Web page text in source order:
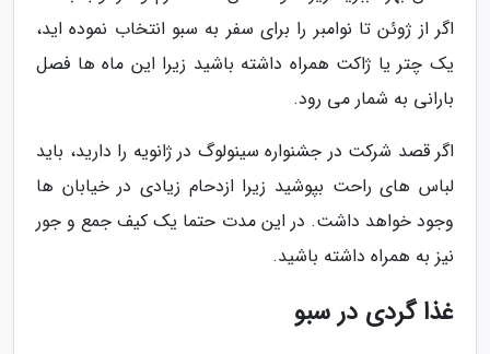
اگر از ژوئن تا نوامبر را برای سفر به سبو انتخاب نموده اید،
یک چتر یا ژاکت همراه داشته باشید زیرا این ماه ها فصل
بارانی به شمار می رود.
اگر قصد شرکت در جشنواره سینولوگ در ژانویه را دارید، باید
لباس های راحت بپوشید زیرا ازدحام زیادی در خیابان ها
وجود خواهد داشت. در این مدت حتما یک کیف جمع و جور
نیز به همراه داشته باشید.
غذا گردی در سبو